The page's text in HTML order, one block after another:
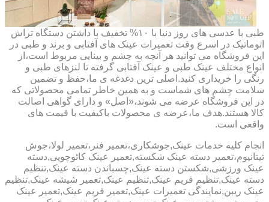
طبی با عدسی های روز دنیا با ۱۰% تخفیف با داشتن دستگاه تراش
اتوماتیک در اسرع وقت تعمیرات عینک های آفتابی و برند و طبی در
این فروشگاه می توانید هر آنچه به چشم و بینایی مربوط است،از
انواع مختلف عینک طبی و عینک آفتابی گرفته تا لنزهای طبی و
رنگی را خریداری کنید.اصلی ترین دغدغه ی ما،حفظ و تضمین
سلامت چشم های شماست و به همین خاطر تمامی محصولاتی که
در این فروشگاه عرضه می شوند،«اصل» و دارای گواهی اصالت
کالا هستند.هدف ما،عرضه ی محصولات باکیفیت با قیمت های
واقعی است.
انجام کلیه خدمات عینک,جوشکاری،تعمیر فنر،تعمیر لولا،جوش
تیتانیوم،تعمیر دسته عینک شکسته,تعمیر عینک کائوچویی,دسته
عینک ورزشی,شکستن دسته عینک,چسباندن دسته عینک,تنظیم
دسته عینک,تنظیم فریم عینک,تنظیم عینک,تعمیر شیشه عینک,تنظیم
عینک ریبن,نمایندگی تعمیرات عینک,تعمیر فریم عینک,تعمیر عینک